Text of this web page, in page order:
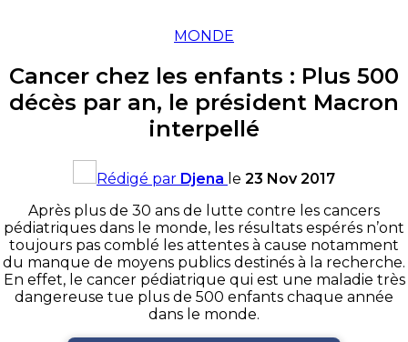
MONDE
Cancer chez les enfants : Plus 500
décès par an, le président Macron
interpellé
Rédigé par Djena le 23 Nov 2017
Après plus de 30 ans de lutte contre les cancers
pédiatriques dans le monde, les résultats espérés n’ont
toujours pas comblé les attentes à cause notamment
du manque de moyens publics destinés à la recherche.
En effet, le cancer pédiatrique qui est une maladie très
dangereuse tue plus de 500 enfants chaque année
dans le monde.